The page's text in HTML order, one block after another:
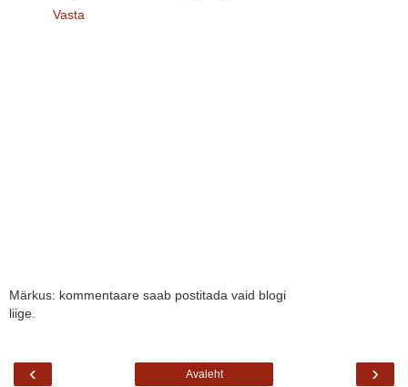
Vasta
Märkus: kommentaare saab postitada vaid blogi
liige.
‹ ›
Avaleht